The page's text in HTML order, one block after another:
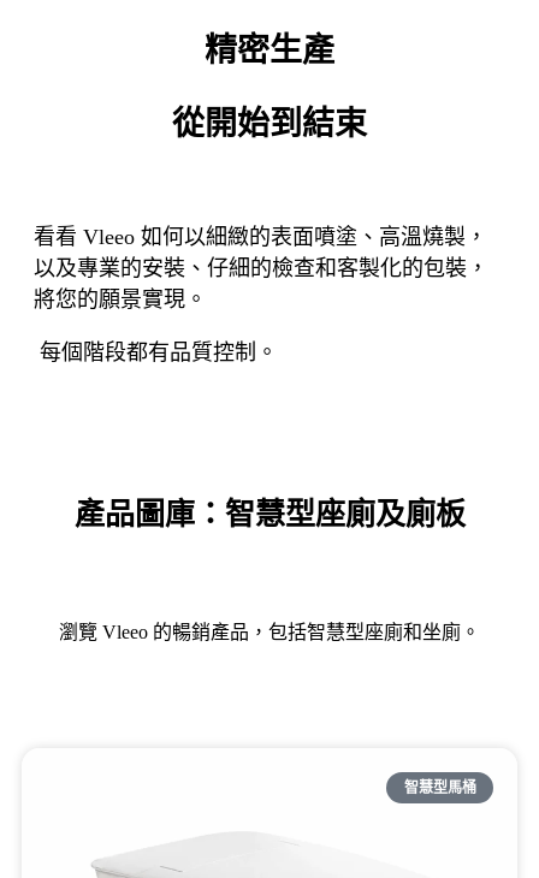
精密生產
從開始到結束
看看 Vleeo 如何以細緻的表面噴塗、高溫燒製，
以及專業的安裝、仔細的檢查和客製化的包裝，
將您的願景實現。
每個階段都有品質控制。
產品圖庫：智慧型座廁及廁板
瀏覽 Vleeo 的暢銷產品，包括智慧型座廁和坐廁。
智慧型馬桶